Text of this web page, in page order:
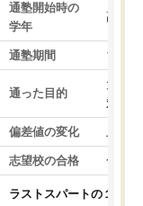
通塾開始時の
学年
高3
通塾期間 1～3
通った目的
大学
対策
偏差値の変化 上が
志望校の合格 合格
ラストスパートの１か月